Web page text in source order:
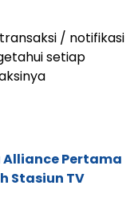
/ notifikasi
setiap
Alliance Pertama
Stasiun TV